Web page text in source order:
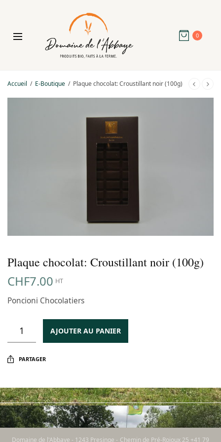
0
Accueil / E-Boutique / Plaque chocolat: Croustillant noir (100g)
Plaque chocolat: Croustillant noir (100g)
CHF7.00 HT
Poncioni Chocolatiers
AJOUTER AU PANIER
PARTAGER
Domaine de l'Abbaye - 1243 Presinge - Chemin de Pré-Rojoux 25 +41 79